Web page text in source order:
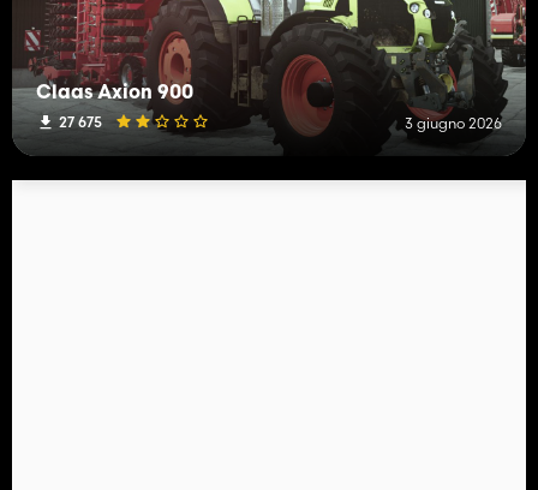
Claas Axion 900
27 675 3 giugno 2026